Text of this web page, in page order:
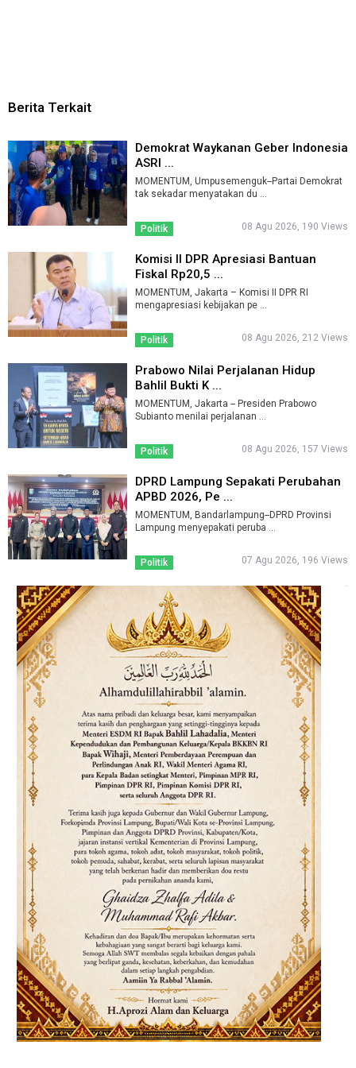
Berita Terkait
Demokrat Waykanan Geber Indonesia
ASRI ...
MOMENTUM, Umpusemenguk--Partai Demokrat
tak sekadar menyatakan du ...
Politik 08 Agu 2026, 190 Views
Komisi II DPR Apresiasi Bantuan
Fiskal Rp20,5 ...
MOMENTUM, Jakarta – Komisi II DPR RI
mengapresiasi kebijakan pe ...
Politik 08 Agu 2026, 212 Views
Prabowo Nilai Perjalanan Hidup
Bahlil Bukti K ...
MOMENTUM, Jakarta -- Presiden Prabowo
Subianto menilai perjalanan ...
Politik 08 Agu 2026, 157 Views
DPRD Lampung Sepakati Perubahan
APBD 2026, Pe ...
MOMENTUM, Bandarlampung--DPRD Provinsi
Lampung menyepakati peruba ...
Politik 07 Agu 2026, 196 Views